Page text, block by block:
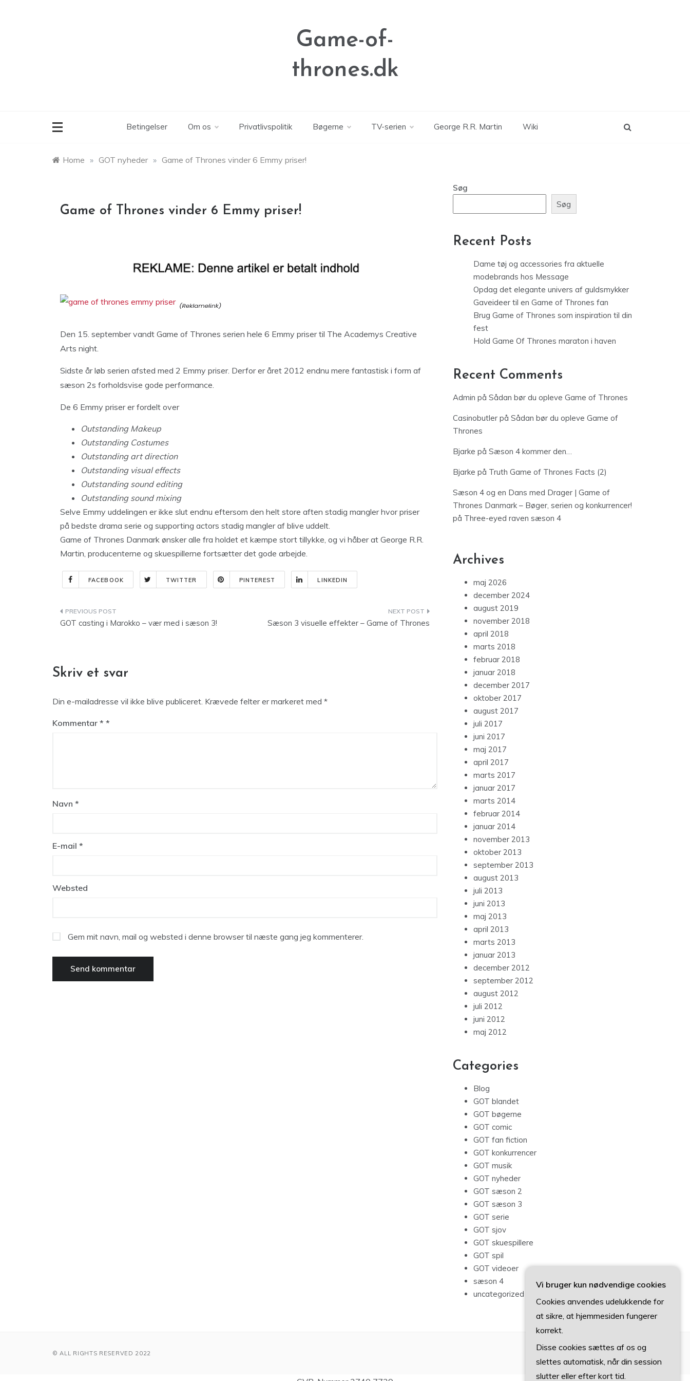
Game-of-
thrones.dk
Betingelser Om os Privatlivspolitik Bøgerne TV-serien George R.R. Martin Wiki
Home » GOT nyheder » Game of Thrones vinder 6 Emmy priser!
Game of Thrones vinder 6 Emmy priser!
Den 15. september vandt Game of Thrones serien hele 6 Emmy priser til The Academys Creative
Arts night.
Sidste år løb serien afsted med 2 Emmy priser. Derfor er året 2012 endnu mere fantastisk i form af
sæson 2s forholdsvise gode performance.
De 6 Emmy priser er fordelt over
Outstanding Makeup
Outstanding Costumes
Outstanding art direction
Outstanding visual effects
Outstanding sound editing
Outstanding sound mixing
Selve Emmy uddelingen er ikke slut endnu eftersom den helt store aften stadig mangler hvor priser
på bedste drama serie og supporting actors stadig mangler af blive uddelt.
Game of Thrones Danmark ønsker alle fra holdet et kæmpe stort tillykke, og vi håber at George R.R.
Martin, producenterne og skuespillerne fortsætter det gode arbejde.
FACEBOOK TWITTER PINTEREST LINKEDIN
Indlægsnavigation
GOT casting i Marokko – vær med i sæson 3! Sæson 3 visuelle effekter – Game of Thrones
Skriv et svar
Din e-mailadresse vil ikke blive publiceret. Krævede felter er markeret med *
Kommentar *
Navn *
E-mail *
Websted
Gem mit navn, mail og websted i denne browser til næste gang jeg kommenterer.
Søg
Søg
Recent Posts
Dame tøj og accessories fra aktuelle
modebrands hos Message
Opdag det elegante univers af guldsmykker
Gaveideer til en Game of Thrones fan
Brug Game of Thrones som inspiration til din
fest
Hold Game Of Thrones maraton i haven
Recent Comments
Admin på Sådan bør du opleve Game of Thrones
Casinobutler på Sådan bør du opleve Game of
Thrones
Bjarke på Sæson 4 kommer den…
Bjarke på Truth Game of Thrones Facts (2)
Sæson 4 og en Dans med Drager | Game of
Thrones Danmark – Bøger, serien og konkurrencer!
på Three-eyed raven sæson 4
Archives
maj 2026
december 2024
august 2019
november 2018
april 2018
marts 2018
februar 2018
januar 2018
december 2017
oktober 2017
august 2017
juli 2017
juni 2017
maj 2017
april 2017
marts 2017
januar 2017
marts 2014
februar 2014
januar 2014
november 2013
oktober 2013
september 2013
august 2013
juli 2013
juni 2013
maj 2013
april 2013
marts 2013
januar 2013
december 2012
september 2012
august 2012
juli 2012
juni 2012
maj 2012
Categories
Blog
GOT blandet
GOT bøgerne
GOT comic
GOT fan fiction
GOT konkurrencer
GOT musik
GOT nyheder
GOT sæson 2
GOT sæson 3
GOT serie
GOT sjov
GOT skuespillere
GOT spil
GOT videoer
sæson 4
uncategorized
© ALL RIGHTS RESERVED 2022
Vi bruger kun nødvendige cookies
Cookies anvendes udelukkende for
at sikre, at hjemmesiden fungerer
korrekt.
Disse cookies sættes af os og
slettes automatisk, når din session
slutter eller efter kort tid.